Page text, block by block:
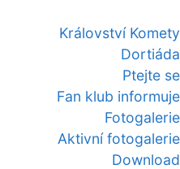
Království Komety
Dortiáda
Ptejte se
Fan klub informuje
Fotogalerie
Aktivní fotogalerie
Download